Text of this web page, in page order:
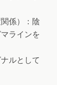
係）：陰
ラインを
ルとして